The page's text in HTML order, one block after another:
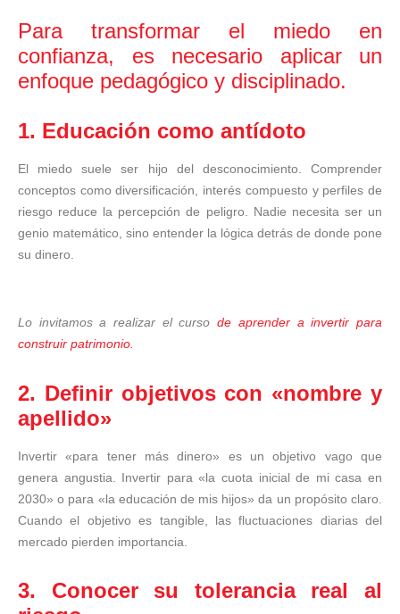
Para transformar el miedo en
confianza, es necesario aplicar un
enfoque pedagógico y disciplinado.
1. Educación como antídoto
El miedo suele ser hijo del desconocimiento. Comprender
conceptos como diversificación, interés compuesto y perfiles de
riesgo reduce la percepción de peligro. Nadie necesita ser un
genio matemático, sino entender la lógica detrás de donde pone
su dinero.
Lo invitamos a realizar el cursode aprender a invertir para
construir patrimonio.
2. Definir objetivos con «nombre y
apellido»
Invertir «para tener más dinero» es un objetivo vago que
genera angustia. Invertir para «la cuota inicial de mi casa en
2030» o para «la educación de mis hijos» da un propósito claro.
Cuando el objetivo es tangible, las fluctuaciones diarias del
mercado pierden importancia.
3. Conocer su tolerancia real al